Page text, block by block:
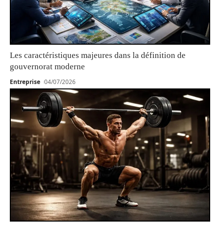
Les caractéristiques majeures dans la définition de
gouvernorat moderne
Entreprise 04/07/2026